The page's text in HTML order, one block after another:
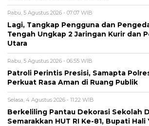
Rabu, 5 Agustus 2026 - 07:07 WIB
Lagi, Tangkap Pengguna dan
Tengah Ungkap 2 Jaringan Kurir dan
Utara
Rabu, 5 Agustus 2026 - 06:55 WIB
Patroli Perintis Presisi, Samapta
Perkuat Rasa Aman di Ruang Publik
Selasa, 4 Agustus 2026 - 11:22 WIB
Berkeliling Pantau Dekorasi Sekolah
Semarakkan HUT RI Ke-81, Bupati Hali